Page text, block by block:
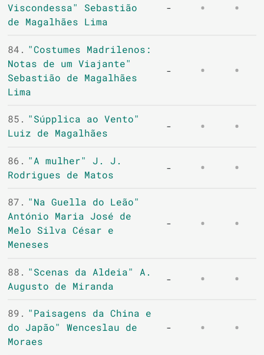
Viscondessa" Sebastião
de Magalhães Lima
-
84. "Costumes Madrilenos:
Notas de um Viajante"
Sebastião de Magalhães
Lima
-
85. "Súpplica ao Vento"
Luiz de Magalhães
-
86. "A mulher" J. J.
Rodrigues de Matos
-
87. "Na Guella do Leão"
António Maria José de
Melo Silva César e
Meneses
-
88. "Scenas da Aldeia" A.
Augusto de Miranda
-
89. "Paisagens da China e
do Japão" Wenceslau de
Moraes
-